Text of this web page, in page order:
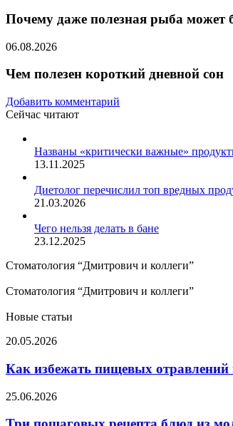
Почему даже полезная рыба может
06.08.2026
Чем полезен короткий дневной сон
Добавить комментарий
Сейчас читают
Названы «критически важные»
13.11.2025
Диетолог перечислил топ вредных
21.03.2026
Чего нельзя делать в бане
23.12.2025
Стоматология “Дмитрович и коллеги”
Стоматология “Дмитрович и коллеги”
Новые статьи
Как
пищевых
отравлений
в
жаркую
погоду
20.05.2026
Как избежать пищевых
Три
рецепта
25.06.2026